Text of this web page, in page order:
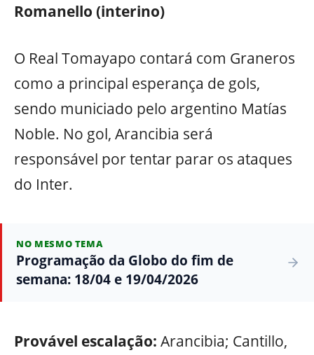
Romanello (interino)
O Real Tomayapo contará com Graneros
como a principal esperança de gols,
sendo municiado pelo argentino Matías
Noble. No gol, Arancibia será
responsável por tentar parar os ataques
do Inter.
NO MESMO TEMA
Programação da Globo do fim de
semana: 18/04 e 19/04/2026
Provável escalação: Arancibia; Cantillo,